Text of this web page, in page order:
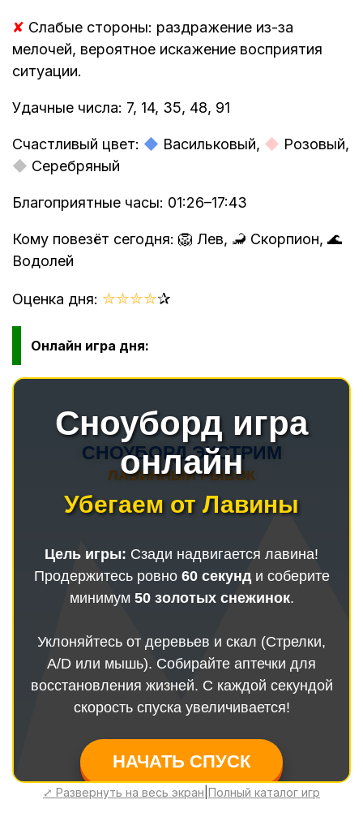
✘ Слабые стороны: раздражение из-за
мелочей, вероятное искажение восприятия
ситуации.
Удачные числа: 7, 14, 35, 48, 91
Счастливый цвет: ◆ Васильковый, ◆ Розовый,
◆ Серебряный
Благоприятные часы: 01:26–17:43
Кому повезёт сегодня: 🦁 Лев, 🦂 Скорпион, 🌊
Водолей
Оценка дня: ✮✮✮✮✰
Онлайн игра дня:
⤢ Развернуть на весь экран Полный каталог игр